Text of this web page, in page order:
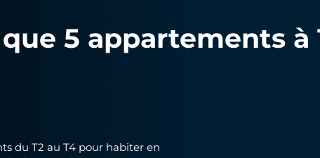
5 appartements à
du T2 au T4 pour habiter en